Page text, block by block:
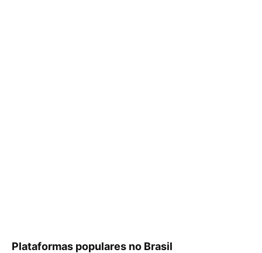
Plataformas populares no Brasil